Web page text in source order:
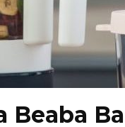
Beaba